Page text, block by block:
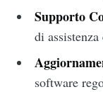
Supporto
di
software